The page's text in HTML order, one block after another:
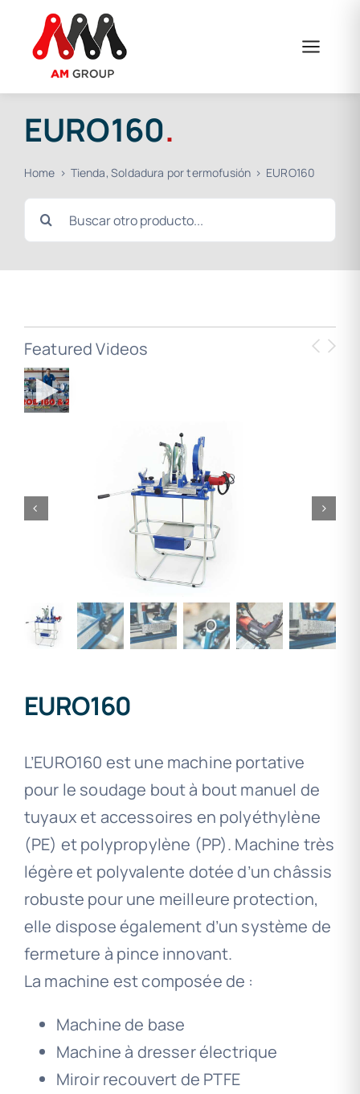
content
EURO160.
Home Tienda Soldadura por termofusión EURO160
Search
for:
Featured Videos
EURO160
L’EURO160 est une machine portative
pour le soudage bout à bout manuel de
tuyaux et accessoires en polyéthylène
(PE) et polypropylène (PP). Machine très
légère et polyvalente dotée d’un châssis
robuste pour une meilleure protection,
elle dispose également d’un système de
fermeture à pince innovant.
La machine est composée de :
Machine de base
Machine à dresser électrique
Miroir recouvert de PTFE